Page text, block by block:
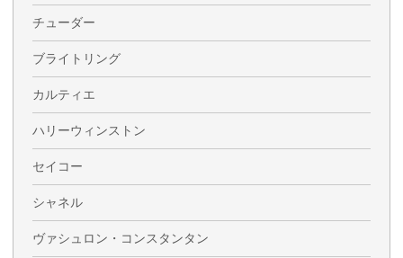
チューダー
ブライトリング
カルティエ
ハリーウィンストン
セイコー
シャネル
ヴァシュロン・コンスタンタン